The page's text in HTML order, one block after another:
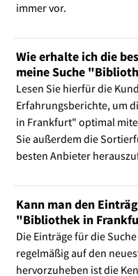
immer vor.
Wie erhalte ich die
meine Suche
Lesen Sie hierfür die
Erfahrungsberichte, um
in Frankfurt" optimal
Sie außerdem die
besten Anbieter
Kann man den
"Bibliothek in
Die Einträge für die
regelmäßig auf den
hervorzuheben ist die